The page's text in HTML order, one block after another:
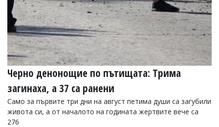
редакцията
не
носи
отговорност
за
тях!
Ако
откриете
обиден
вас
коментар,
моля
сигнализирайте
Черно денонощие по пътищата: Трима
загинаха, а 37 са ранени
Само за първите три дни на август петима души са загубили
живота си, а от началото на годината жертвите вече са
276